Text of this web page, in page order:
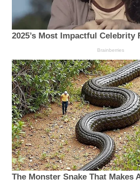
2025’s Most Impactful Celebrity
Brainberries
The Monster Snake That Makes